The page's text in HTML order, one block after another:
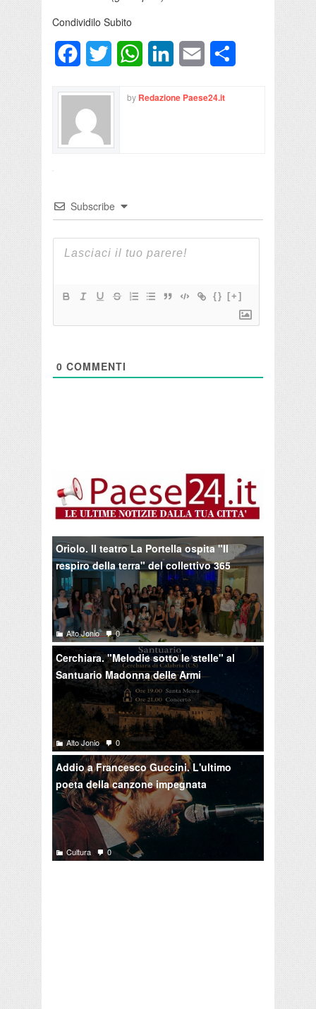
Condividilo Subito
FacebookTwitter WhatsAppLinkedInEmail
by Redazione Paese24.it
Subscribe
{} [+]
0 COMMENTI
Oriolo. Il teatro La Portella ospita "Il
respiro della terra" del collettivo 365
Alto Jonio 0
Cerchiara. "Melodie sotto le stelle" al
Santuario Madonna delle Armi
Alto Jonio 0
Addio a Francesco Guccini. L'ultimo
poeta della canzone impegnata
Cultura 0